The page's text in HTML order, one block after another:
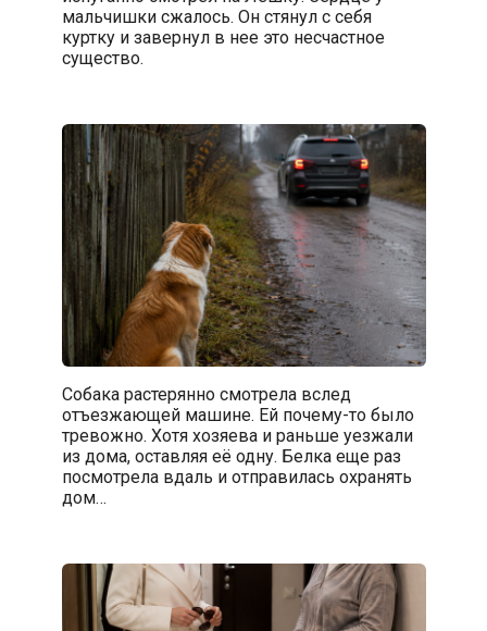
мальчишки сжалось. Он стянул с себя
куртку и завернул в нее это несчастное
существо.
Собака растерянно смотрела вслед
отъезжающей машине. Ей почему-то было
тревожно. Хотя хозяева и раньше уезжали
из дома, оставляя её одну. Белка еще раз
посмотрела вдаль и отправилась охранять
дом…